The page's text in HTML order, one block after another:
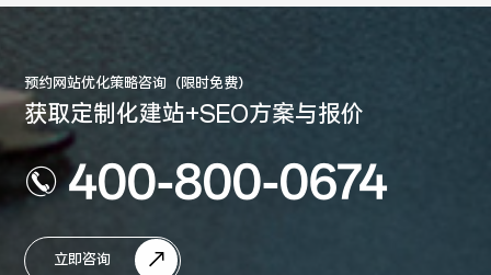
预约网站优化策略咨询（限时免费）
获取定制化建站+SEO方案与报价
400-800-0674
立即咨询